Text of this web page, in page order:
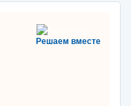
Решаем вместе